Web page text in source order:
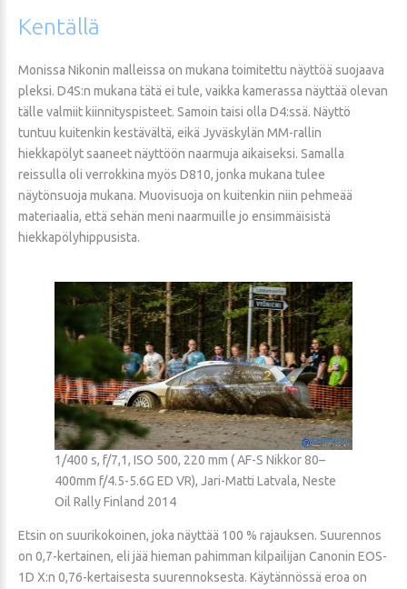
Kentällä
Monissa Nikonin malleissa on mukana toimitettu näyttöä suojaava
pleksi. D4S:n mukana tätä ei tule, vaikka kamerassa näyttää olevan
tälle valmiit kiinnityspisteet. Samoin taisi olla D4:ssä. Näyttö
tuntuu kuitenkin kestävältä, eikä Jyväskylän MM-rallin
hiekkapölyt saaneet näyttöön naarmuja aikaiseksi. Samalla
reissulla oli verrokkina myös D810, jonka mukana tulee
näytönsuoja mukana. Muovisuoja on kuitenkin niin pehmeää
materiaalia, että sehän meni naarmuille jo ensimmäisistä
hiekkapölyhippusista.
1/400 s, f/7,1, ISO 500, 220 mm ( AF-S Nikkor 80–
400mm f/4.5-5.6G ED VR), Jari-Matti Latvala, Neste
Oil Rally Finland 2014
Etsin on suurikokoinen, joka näyttää 100 % rajauksen. Suurennos
on 0,7-kertainen, eli jää hieman pahimman kilpailijan Canonin EOS-
1D X:n 0,76-kertaisesta suurennoksesta. Käytännössä eroa on